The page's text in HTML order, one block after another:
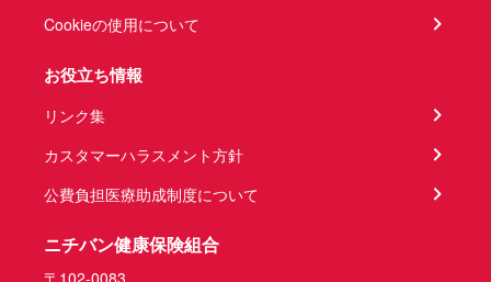
Cookieの使用について
お役立ち情報
リンク集
カスタマーハラスメント方針
公費負担医療助成制度について
ニチバン健康保険組合
〒102-0083